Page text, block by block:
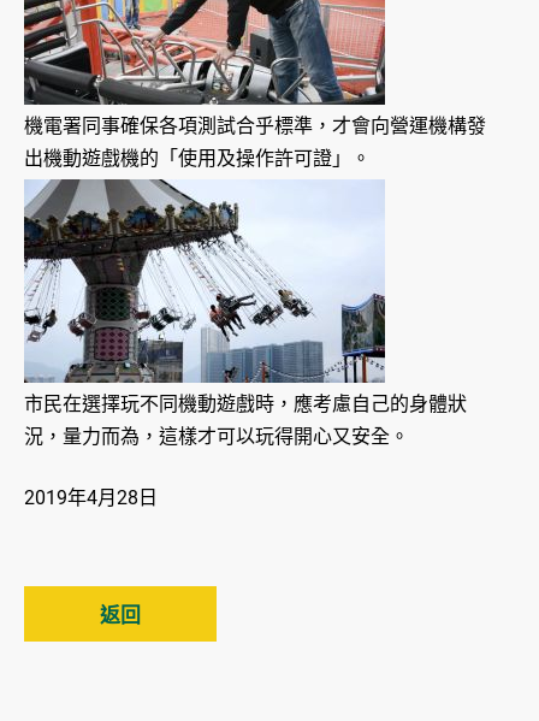
機電署同事確保各項測試合乎標準，才會向營運機構發
出機動遊戲機的「使用及操作許可證」。
市民在選擇玩不同機動遊戲時，應考慮自己的身體狀
況，量力而為，這樣才可以玩得開心又安全。
2019年4月28日
返回